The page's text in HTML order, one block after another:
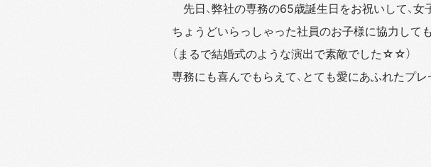
先日、弊社の専務の65歳誕生日をお祝いして、女
ちょうどいらっしゃった社員のお子様に協力して
（まるで結婚式のような演出で素敵でした☆☆）
専務にも喜んでもらえて、とても愛にあふれたプ